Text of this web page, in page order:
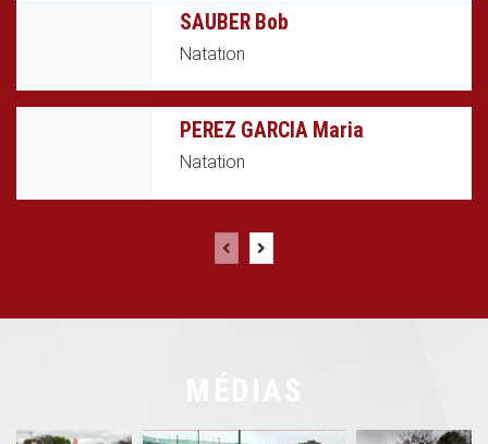
SAUBER Bob
Natation
PEREZ GARCIA Maria
Natation